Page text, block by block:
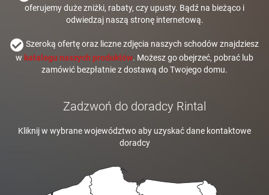
oferujemy duże zniżki, rabaty, czy upusty. Bądź na bieżąco i
odwiedzaj naszą stronę internetową.
Szeroką ofertę oraz liczne zdjęcia naszych schodów znajdziesz
w katalogu naszych produktów. Możesz go obejrzeć, pobrać lub
zamówić bezpłatnie z dostawą do Twojego domu.
Zadzwoń do doradcy Rintal
Kliknij w wybrane województwo aby uzyskać dane kontaktowe
doradcy